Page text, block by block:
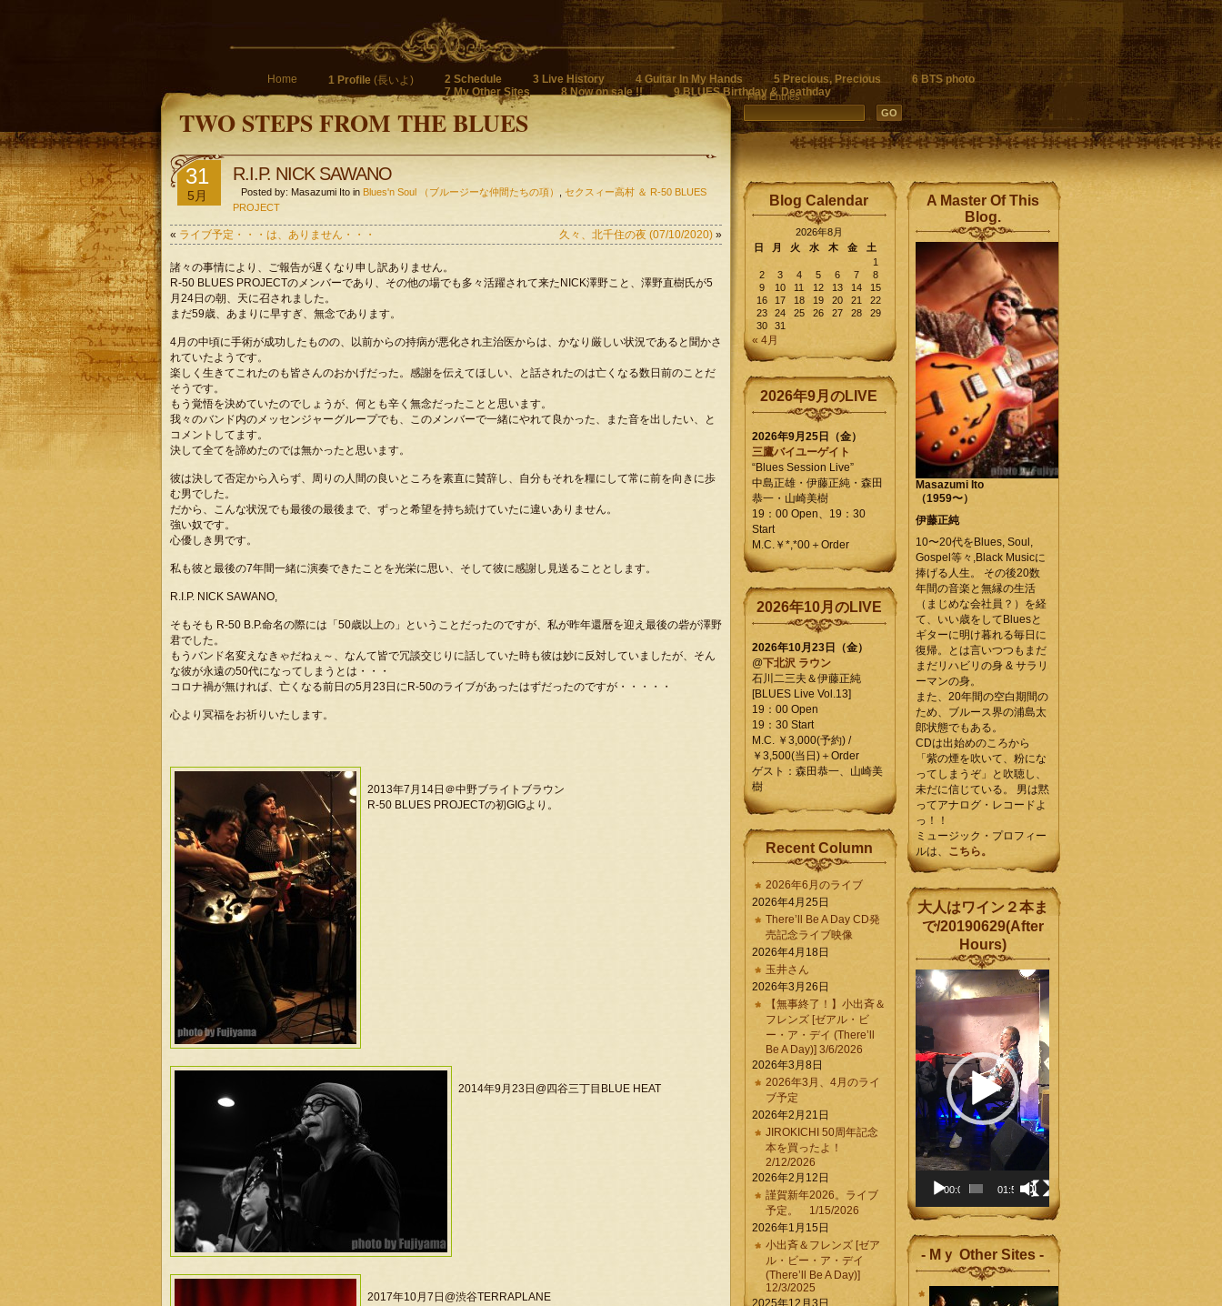
Home 1 Profile (長いよ) 2 Schedule 3 Live History 4 Guitar In My Hands 5 Precious, Precious
6 BTS photo
7 My Other Sites
8 Now on sale !! 9 BLUES Birthday & Deathday
TWO STEPS FROM THE BLUES
Find Entries
31
5月
R.I.P. NICK SAWANO
Posted by: Masazumi Ito in Blues'n Soul （ブルージーな仲間たちの項）
セクスィー高村 ＆ R-50 BLUES
PROJECT
« ライブ予定・・・は、ありません・・・ 久々、北千住の夜 (07/10/2020) »
諸々の事情により、ご報告が遅くなり申し訳ありません。
R-50 BLUES PROJECTのメンバーであり、その他の場でも多々活躍されて来たNICK澤野こと、澤野直樹氏が5
月24日の朝、天に召されました。
まだ59歳、あまりに早すぎ、無念であります。
4月の中頃に手術が成功したものの、以前からの持病が悪化され主治医からは、かなり厳しい状況であると聞かさ
れていたようです。
楽しく生きてこれたのも皆さんのおかげだった。感謝を伝えてほしい、と話されたのは亡くなる数日前のことだ
そうです。
もう覚悟を決めていたのでしょうが、何とも辛く無念だったことと思います。
我々のバンド内のメッセンジャーグループでも、このメンバーで一緒にやれて良かった、また音を出したい、と
コメントしてます。
決して全てを諦めたのでは無かったと思います。
彼は決して否定から入らず、周りの人間の良いところを素直に賛辞し、自分もそれを糧にして常に前を向きに歩
む男でした。
だから、こんな状況でも最後の最後まで、ずっと希望を持ち続けていたに違いありません。
強い奴です。
心優しき男です。
私も彼と最後の7年間一緒に演奏できたことを光栄に思い、そして彼に感謝し見送ることとします。
R.I.P. NICK SAWANO,
そもそも R-50 B.P.命名の際には「50歳以上の」ということだったのですが、私が昨年還暦を迎え最後の砦が澤野
君でした。
もうバンド名変えなきゃだねぇ～、なんて皆で冗談交じりに話していた時も彼は妙に反対していましたが、そん
な彼が永遠の50代になってしまうとは・・・
コロナ禍が無ければ、亡くなる前日の5月23日にR-50のライブがあったはずだったのですが・・・・・
心より冥福をお祈りいたします。
2013年7月14日＠中野ブライトブラウン
R-50 BLUES PROJECTの初GIGより。
2014年9月23日@四谷三丁目BLUE HEAT
2017年10月7日@渋谷TERRAPLANE
Blog Calendar
2026年8月
日
月 火 水 木 金
土
1
2
3 4 5 6 7
8
9
10 11 12 13 14
15
16
17 18 19 20 21
22
23
24 25 26 27 28
29
30
31
« 4月
2026年9月のLIVE
2026年9月25日（金）
三鷹バイユーゲイト
“Blues Session Live”
中島正雄・伊藤正純・森田
恭一・山崎美樹
19：00 Open、19：30
Start
M.C.￥*,*00＋Order
2026年10月のLIVE
2026年10月23日（金）
@下北沢 ラウン
石川二三夫＆伊藤正純
[BLUES Live Vol.13]
19：00 Open
19：30 Start
M.C. ￥3,000(予約) /
￥3,500(当日)＋Order
ゲスト：森田恭一、山崎美
樹
Recent Column
2026年6月のライブ
2026年4月25日
There’ll Be A Day CD発
売記念ライブ映像
2026年4月18日
玉井さん
2026年3月26日
【無事終了！】小出斉＆
フレンズ [ゼアル・ビ
ー・ア・デイ (There’ll
Be A Day)] 3/6/2026
2026年3月8日
2026年3月、4月のライ
ブ予定
2026年2月21日
JIROKICHI 50周年記念
本を買ったよ！
2/12/2026
2026年2月12日
謹賀新年2026。ライブ
予定。 1/15/2026
2026年1月15日
小出斉＆フレンズ [ゼア
ル・ビー・ア・デイ
(There’ll Be A Day)]
12/3/2025
2025年12月3日
A Master Of This
Blog.
Masazumi Ito
（1959〜）
伊藤正純
10〜20代をBlues, Soul,
Gospel等々,Black Musicに
捧げる人生。 その後20数
年間の音楽と無縁の生活
（まじめな会社員？）を経
て、いい歳をしてBluesと
ギターに明け暮れる毎日に
復帰。とは言いつつもまだ
まだリハビリの身 & サラリ
ーマンの身。
また、20年間の空白期間の
ため、ブルース界の浦島太
郎状態でもある。
CDは出始めのころから
「紫の煙を吹いて、粉にな
ってしまうぞ」と吹聴し、
未だに信じている。 男は黙
ってアナログ・レコードよ
っ！！
ミュージック・プロフィー
ルは、 こちら。
大人はワイン２本ま
で/20190629(After
Hours)
動
画
レ
ー
ヤ
ー
00:00 01:58
- Mｙ Other Sites -